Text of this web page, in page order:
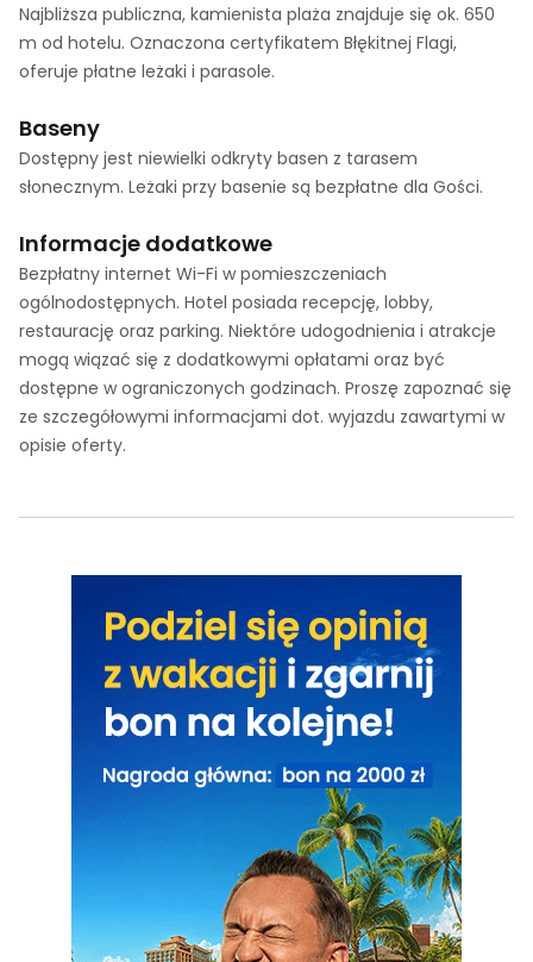
Najbliższa publiczna, kamienista plaża znajduje się ok. 650
m od hotelu. Oznaczona certyfikatem Błękitnej Flagi,
oferuje płatne leżaki i parasole.
Baseny
Dostępny jest niewielki odkryty basen z tarasem
słonecznym. Leżaki przy basenie są bezpłatne dla Gości.
Informacje dodatkowe
Bezpłatny internet Wi-Fi w pomieszczeniach
ogólnodostępnych. Hotel posiada recepcję, lobby,
restaurację oraz parking. Niektóre udogodnienia i atrakcje
mogą wiązać się z dodatkowymi opłatami oraz być
dostępne w ograniczonych godzinach. Proszę zapoznać się
ze szczegółowymi informacjami dot. wyjazdu zawartymi w
opisie oferty.